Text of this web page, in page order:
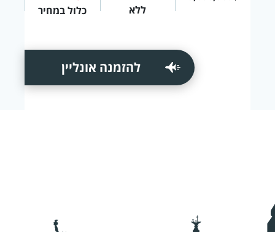
ללא כלול במחיר
להזמנה אונליין